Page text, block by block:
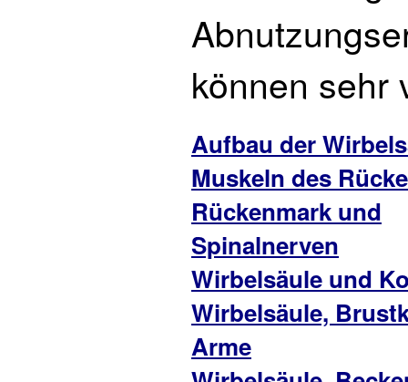
können sehr
Aufbau der
Muskeln des
Rückenmark und
Spinalnerven
Wirbelsäule und
Wirbelsäule,
Arme